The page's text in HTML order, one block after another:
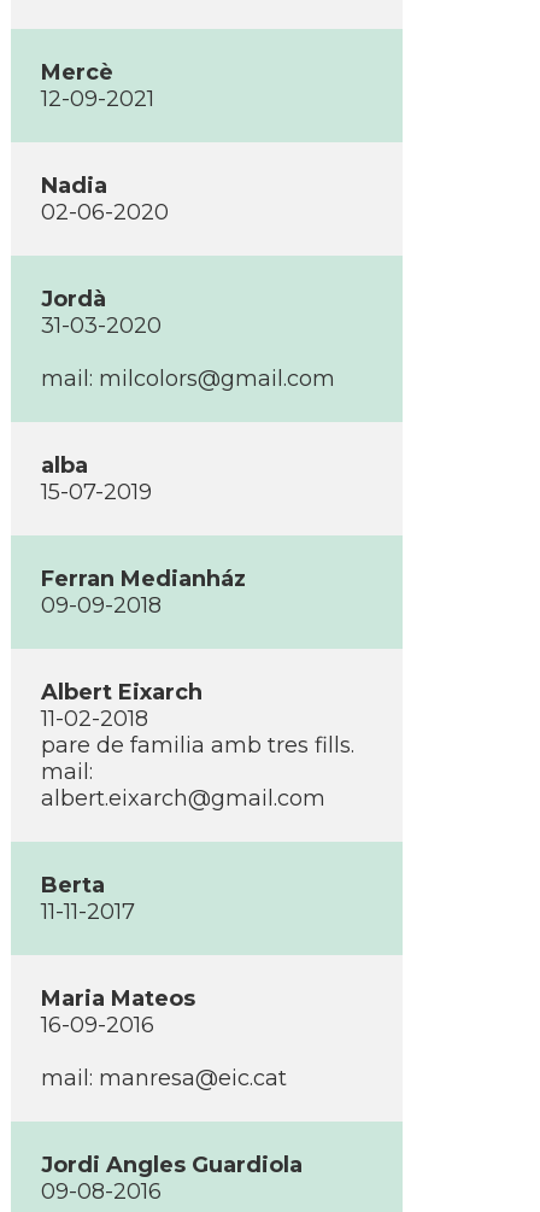
Mercè
12-09-2021
Nadia
02-06-2020
Jordà
31-03-2020
mail: milcolors@gmail.com
alba
15-07-2019
Ferran Medianház
09-09-2018
Albert Eixarch
11-02-2018
pare de familia amb tres fills.
mail:
albert.eixarch@gmail.com
Berta
11-11-2017
Maria Mateos
16-09-2016
mail: manresa@eic.cat
Jordi Angles Guardiola
09-08-2016